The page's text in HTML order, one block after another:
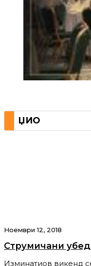
ЏИО
Ноември 12, 2018
Струмичани
Изминатиов викенд